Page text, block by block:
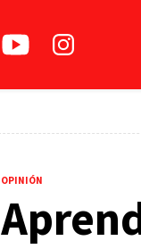
OPINIÓN